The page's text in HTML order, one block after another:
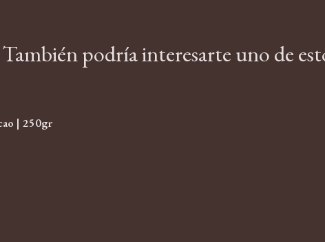
También podría interesarte uno de
| 250gr